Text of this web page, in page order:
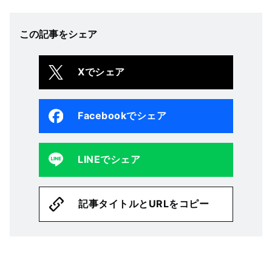
この記事をシェア
Xでシェア
Facebookでシェア
LINEでシェア
記事タイトルとURLをコピー